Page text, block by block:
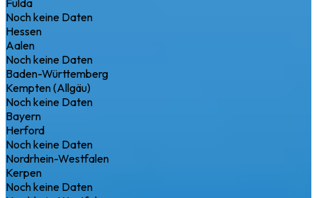
Noch keine Daten
Hessen
Aalen
Noch keine Daten
Baden-Württemberg
Kempten (Allgäu)
Noch keine Daten
Bayern
Herford
Noch keine Daten
Nordrhein-Westfalen
Kerpen
Noch keine Daten